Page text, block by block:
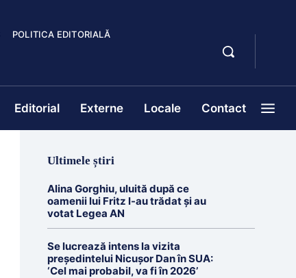
POLITICA EDITORIALĂ
Editorial Externe Locale Contact
Ultimele știri
Alina Gorghiu, uluită după ce
oamenii lui Fritz l-au trădat şi au
votat Legea AN
Se lucrează intens la vizita
președintelui Nicușor Dan în SUA:
‘Cel mai probabil, va fi în 2026’